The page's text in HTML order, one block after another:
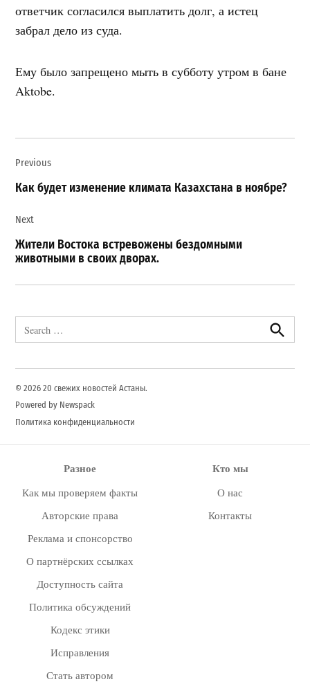
ответчик согласился выплатить долг, а истец
забрал дело из суда.
Ему было запрещено мыть в субботу утром в бане
Aktobe.
по
записям
Previous
Как будет изменение климата Казахстана в ноябре?
Next
Жители Востока встревожены бездомными
животными в своих дворах.
for:
Search
© 2026 20 свежих новостей Астаны.
Powered by Newspack
Политика конфиденциальности
Разное
Как мы проверяем факты
Авторские права
Реклама и спонсорство
О партнёрских ссылках
Доступность сайта
Политика обсуждений
Кодекс этики
Исправления
Стать автором
Кто мы
О нас
Контакты